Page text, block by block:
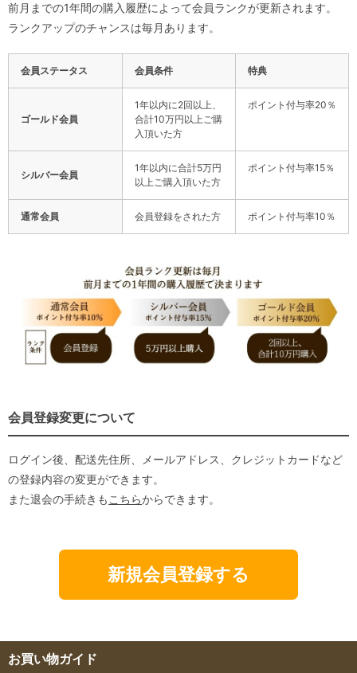
前月までの1年間の購入履歴によって会員ランクが更新されます。
ランクアップのチャンスは毎月あります。
会員ステータス 会員条件 特典
ゴールド会員
1年以内に2回以上、
合計10万円以上ご購
入頂いた方
ポイント付与率20％
シルバー会員
1年以内に合計5万円
以上ご購入頂いた方
ポイント付与率15％
通常会員 会員登録をされた方 ポイント付与率10％
会員登録変更について
ログイン後、配送先住所、メールアドレス、クレジットカードなど
の登録内容の変更ができます。
また退会の手続きも こちらからできます。
新規会員登録する
お買い物ガイド